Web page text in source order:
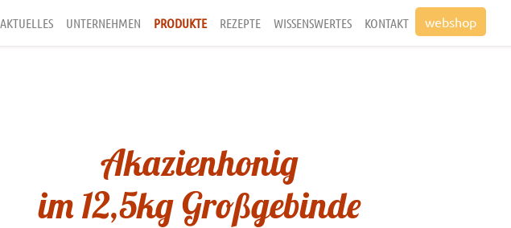
AKTUELLES UNTERNEHMEN PRODUKTE REZEPTE WISSENSWERTES KONTAKT webshop
Akazienhonig
im 12,5kg Großgebinde